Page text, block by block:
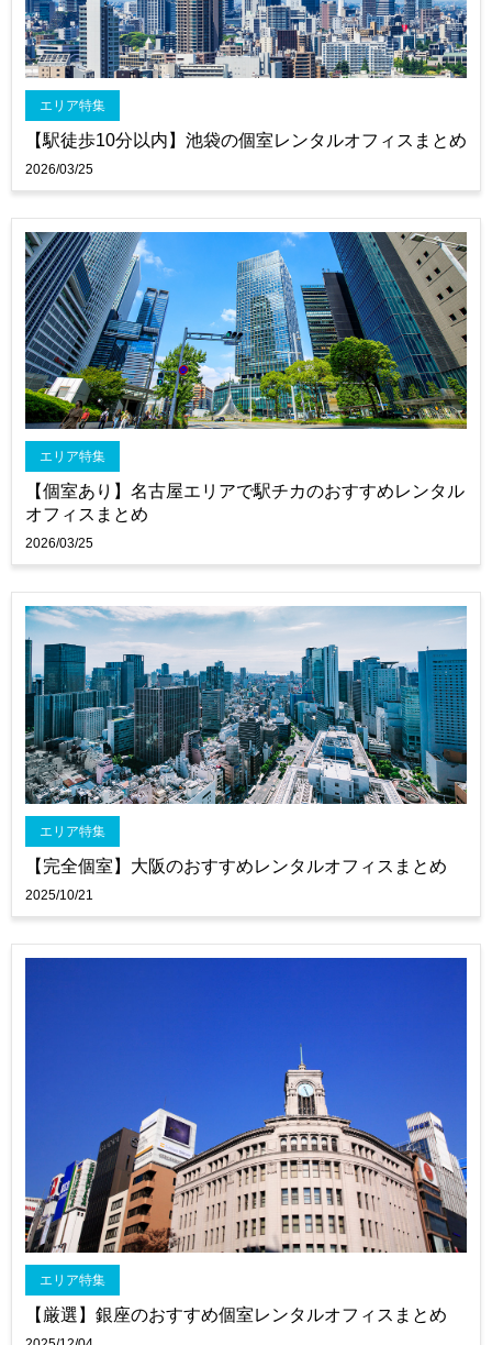
【駅徒歩10分以内】池袋の個室レンタルオフィスまとめ
エリア特集
2026/03/25
【個室あり】名古屋エリアで駅チカのおすすめレンタル
オフィスまとめ
エリア特集
2026/03/25
【完全個室】大阪のおすすめレンタルオフィスまとめ
エリア特集
2025/10/21
【厳選】銀座のおすすめ個室レンタルオフィスまとめ
エリア特集